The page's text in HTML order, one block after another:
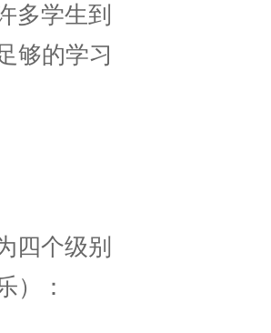
多学生到
够的学习
四个级别
）：